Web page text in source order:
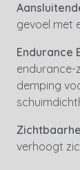
gevoel met
Endurance
endurance-
demping
verhoogt